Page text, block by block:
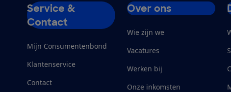
Service &
Contact
Mijn Consumentenbond
Klantenservice
Contact
Over ons
Wie zijn we
Vacatures
Werken bij
Onze inkomsten